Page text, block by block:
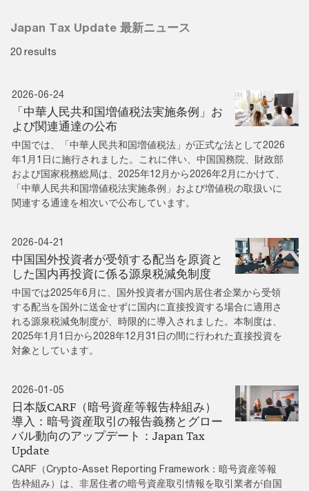
Japan Tax Update 最新ニュース
20 results
2026-06-24
「中華人民共和国増値税法実施条例」お
よび関連通達の公布
中国では、「中華人民共和国増値税法」が正式な法として2026
年1月1日に施行されました。これに伴い、中国国務院、財政部
および国家税務総局は、2025年12月から2026年2月にかけて、
「中華人民共和国増値税法実施条例」および増値税の取扱いに
関連する通達を相次いで公布しています。
2026-04-21
中国国外投資者が受領する配当を原資と
した国内再投資に係る源泉税減免制度
中国では2025年6月に、国外投資者が国内居住者企業から受領
する配当を国外に送金せずに国内に直接投資する場合に適用さ
れる源泉税減免制度が、時限的に導入されました。本制度は、
2025年1月1日から2028年12月31日の間に行われた直接投資を
対象としています。
2026-01-05
日本版CARF（暗号資産等報告枠組み）
導入：暗号資産取引の報告義務とグロー
バル動向のアップデート：Japan Tax
Update
CARF（Crypto-Asset Reporting Framework：暗号資産等報
告枠組み）は、非居住者の暗号資産取引情報を取引業者が自国